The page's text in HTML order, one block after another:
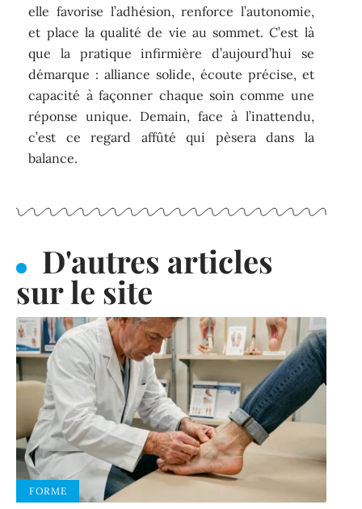
elle favorise l’adhésion, renforce l’autonomie,
et place la qualité de vie au sommet. C’est là
que la pratique infirmière d’aujourd’hui se
démarque : alliance solide, écoute précise, et
capacité à façonner chaque soin comme une
réponse unique. Demain, face à l’inattendu,
c’est ce regard affûté qui pèsera dans la
balance.
D'autres articles
sur le site
FORME